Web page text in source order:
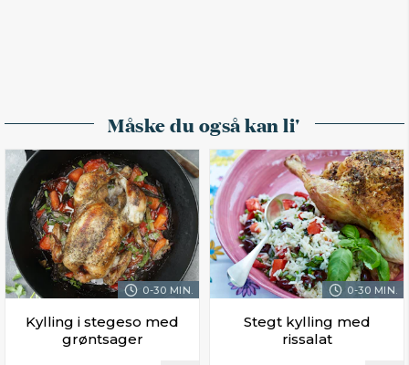
Måske du også kan li'
0-30 MIN.
Kylling i stegeso med
grøntsager
0-30 MIN.
Stegt kylling med
rissalat